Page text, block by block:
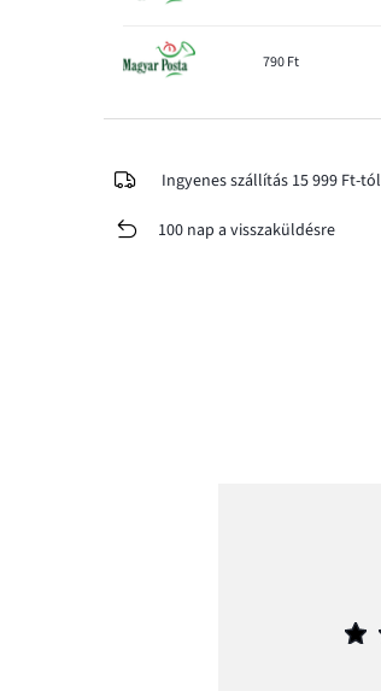
790 Ft
Ingyenes szállítás 15 999 Ft-tól
100 nap a visszaküldésre